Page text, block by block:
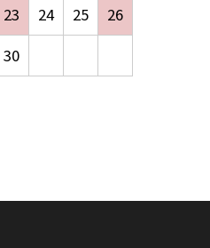
23 24 25
26
30